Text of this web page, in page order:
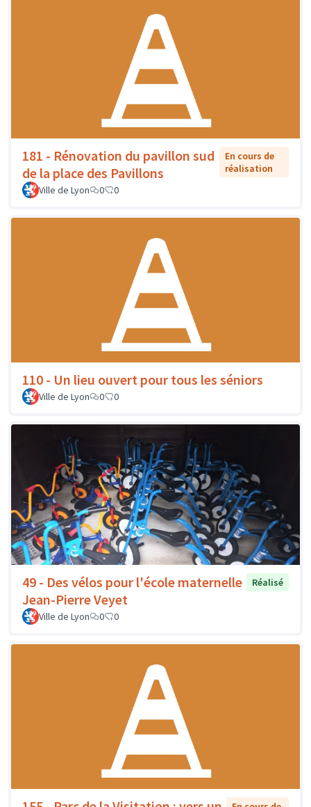
181 - Rénovation du pavillon sud
de la place des Pavillons
En cours de
réalisation
Ville de Lyon
0 0
110 - Un lieu ouvert pour tous les séniors
Ville de Lyon 0 0
49 - Des vélos pour l'école maternelle
Jean-Pierre Veyet
Réalisé
Ville de Lyon 0 0